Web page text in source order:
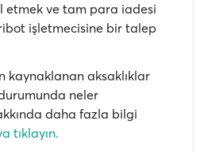
etmek ve tam para iadesi
işletmecisine bir talep
kaynaklanan aksaklıklar
neler
daha fazla bilgi
tıklayın.